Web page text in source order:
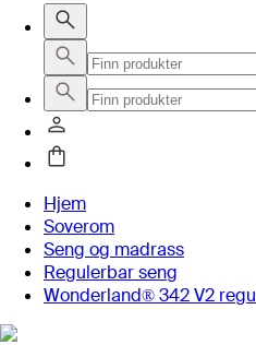
Hjem
Soverom
Seng og madrass
Regulerbar seng
Wonderland® 342 V2